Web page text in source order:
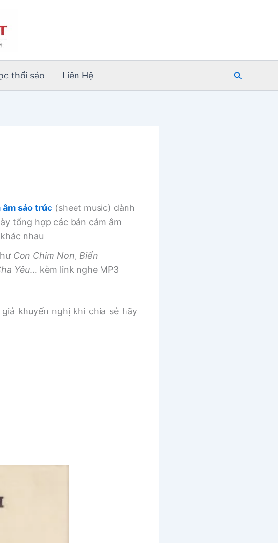
thổi sáo Liên Hệ
Tìm
âm sáo trúc (sheet music) dành
tổng hợp các bản cảm âm
nhau
Con Chim Non, Biển
Yêu… kèm link nghe MP3
khuyến nghị khi chia sẻ hãy